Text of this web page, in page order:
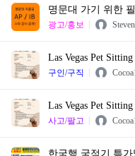
명문대 가기 위한
광고/홍보
Las Vegas Pet Sitting
구인/구직
Las Vegas Pet Sitting
사고/팔고
한국행 국적기 특